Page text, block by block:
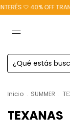
🤍 40% OFF
Inicio . SUMMER .
TEXANAS